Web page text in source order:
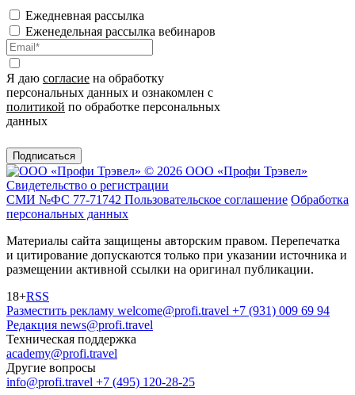
Ежедневная рассылка
Еженедельная рассылка вебинаров
Я даю согласие на обработку
персональных данных и ознакомлен с
политикой по обработке персональных
данных
Подписаться
© 2026 ООО «Профи Трэвeл»
Свидетельство о регистрации
СМИ №ФС 77-71742 Пользовательское соглашение Обработка
персональных данных
Материалы сайта защищены авторским правом. Перепечатка
и цитирование допускаются только при указании источника и
размещении активной ссылки на оригинал публикации.
18+RSS
Разместить рекламу welcome@profi.travel +7 (931) 009 69 94
Редакция news@profi.travel
Техническая поддержка
academy@profi.travel
Другие вопросы
info@profi.travel +7 (495) 120-28-25